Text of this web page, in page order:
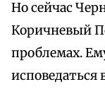
Но сейчас
Коричневый
проблемах.
исповедаться